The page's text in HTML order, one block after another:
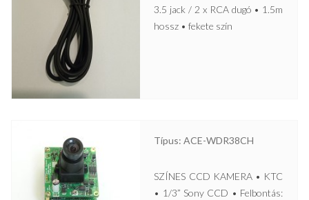
3.5 jack / 2 x RCA dugó • 1.5m
hossz • fekete szín
Típus: ACE-WDR38CH
SZÍNES CCD KAMERA • KTC
• 1/3” Sony CCD • Felbontás: